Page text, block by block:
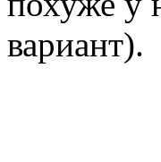
вариант).